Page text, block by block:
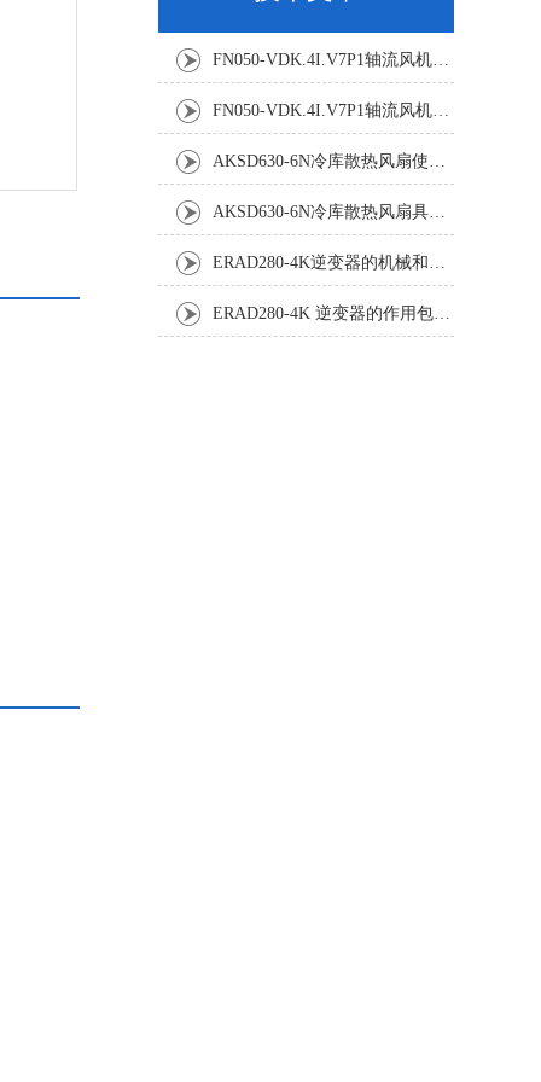
FN050-VDK.4I.V7P1轴流风机：精密温控背后的空气动力学杰作
FN050-VDK.4I.V7P1轴流风机：工业散热系统的静音革新者
AKSD630-6N冷库散热风扇使用效果怎样?
AKSD630-6N冷库散热风扇具体应用原理和优势如下
ERAD280-4K逆变器的机械和电气安装规程
ERAD280-4K 逆变器的作用包括哪些？